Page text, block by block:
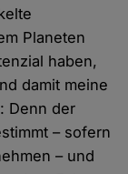
Planeten
haben,
damit meine
Denn der
– sofern
– und